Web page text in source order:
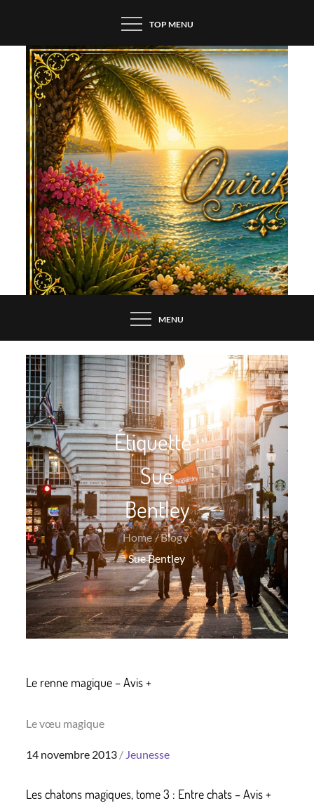
content
TOP MENU
MENU
Étiquette :
Sue
Bentley
Home
Blog
Sue Bentley
Le renne magique – Avis +
Le vœu magique
Posted
14 novembre 2013 Jeunesse
Les chatons magiques, tome 3 : Entre chats – Avis +